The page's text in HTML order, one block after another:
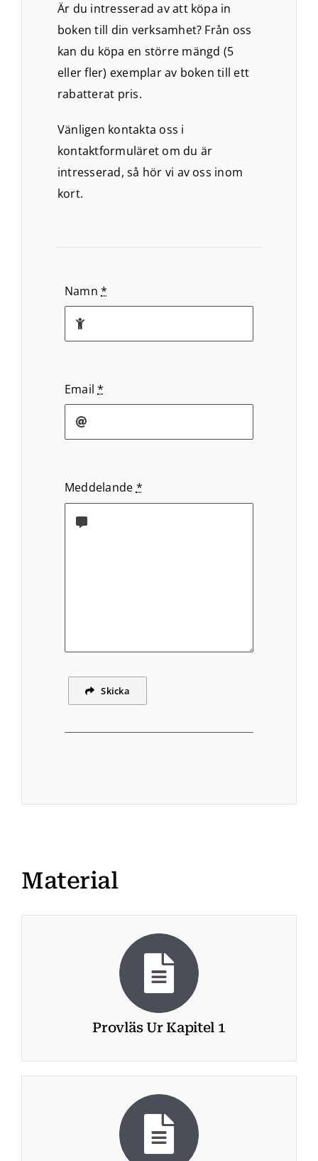
Är du intresserad av att köpa in
boken till din verksamhet? Från oss
kan du köpa en större mängd (5
eller fler) exemplar av boken till ett
rabatterat pris.
Vänligen kontakta oss i
kontaktformuläret om du är
intresserad, så hör vi av oss inom
kort.
Namn*
Email*
Meddelande*
Skicka
Material
Provläs Ur Kapitel 1